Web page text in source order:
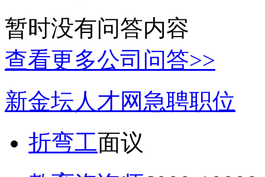
暂时没有问答内容
查看更多公司问答>>
新金坛人才网急聘职位
折弯工面议